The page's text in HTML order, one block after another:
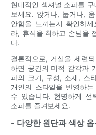
현대적인 섹셔널 소파를
보세요. 앉거나, 눕거나,
안함을 느끼는지 확인하
라, 휴식을 취하고 손님을
다.
결론적으로, 거실을 세련
하면 공간의 미적 감각과
파의 크기, 구성, 소재, 스
개인의 스타일을 반영하
수 있습니다. 현명하게 선
소파를 즐겨보세요.
- 다양한 원단과 색상 옵